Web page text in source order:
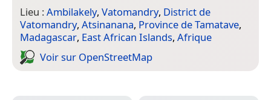
Lieu :Ambilakely, Vatomandry, District de
Vatomandry, Atsinanana, Province de Tamatave,
Madagascar, East African Islands, Afrique
Voir sur Open­Street­Map